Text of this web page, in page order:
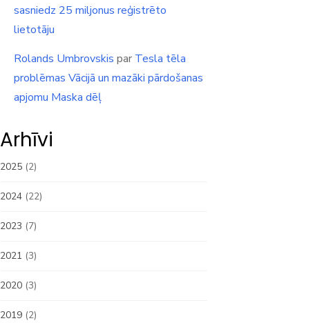
sasniedz 25 miljonus reģistrēto
lietotāju
Rolands Umbrovskis par Tesla tēla
problēmas Vācijā un mazāki pārdošanas
apjomu Maska dēļ
Arhīvi
2025 (2)
2024 (22)
2023 (7)
2021 (3)
2020 (3)
2019 (2)